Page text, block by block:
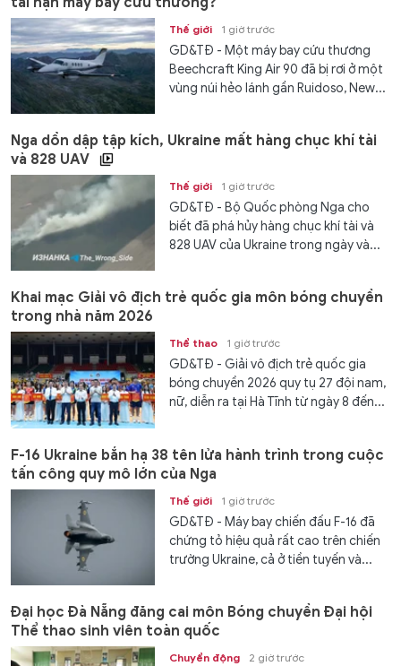
Thế giới 1 giờ trước
GD&TĐ - Một máy bay cứu thương
Beechcraft King Air 90 đã bị rơi ở một
vùng núi hẻo lánh gần Ruidoso, New...
Nga dồn dập tập kích, Ukraine mất hàng chục khí tài
và 828 UAV
Thế giới 1 giờ trước
GD&TĐ - Bộ Quốc phòng Nga cho
biết đã phá hủy hàng chục khí tài và
828 UAV của Ukraine trong ngày và...
Khai mạc Giải vô địch trẻ quốc gia môn bóng chuyền
trong nhà năm 2026
Thể thao 1 giờ trước
GD&TĐ - Giải vô địch trẻ quốc gia
bóng chuyền 2026 quy tụ 27 đội nam,
nữ, diễn ra tại Hà Tĩnh từ ngày 8 đến...
F-16 Ukraine bắn hạ 38 tên lửa hành trình trong cuộc
tấn công quy mô lớn của Nga
Thế giới 1 giờ trước
GD&TĐ - Máy bay chiến đấu F-16 đã
chứng tỏ hiệu quả rất cao trên chiến
trường Ukraine, cả ở tiền tuyến và...
Đại học Đà Nẵng đăng cai môn Bóng chuyền Đại hội
Thể thao sinh viên toàn quốc
Chuyển động 2 giờ trước